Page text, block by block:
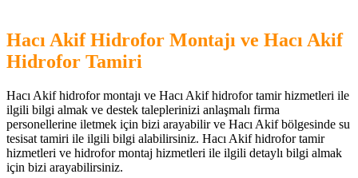
Hacı Akif Hidrofor Montajı ve Hacı Akif
Hidrofor Tamiri
Hacı Akif hidrofor montajı ve Hacı Akif hidrofor tamir hizmetleri ile
ilgili bilgi almak ve destek taleplerinizi anlaşmalı firma
personellerine iletmek için bizi arayabilir ve Hacı Akif bölgesinde su
tesisat tamiri ile ilgili bilgi alabilirsiniz. Hacı Akif hidrofor tamir
hizmetleri ve hidrofor montaj hizmetleri ile ilgili detaylı bilgi almak
için bizi arayabilirsiniz.